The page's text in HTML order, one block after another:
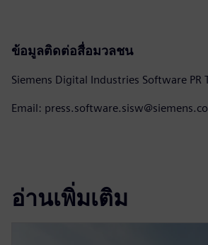
ข้อมูลติดต่อสื่อมวลชน
Siemens Digital Industries Software PR
Email:
อ่านเพิ่มเติม